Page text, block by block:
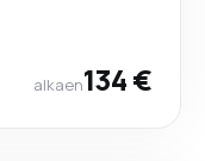
alkaen134 €